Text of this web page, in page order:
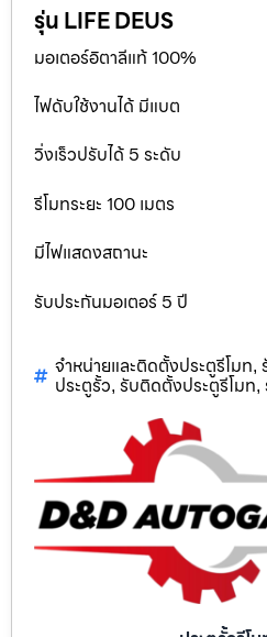
รุ่น LIFE DEUS
มอเตอร์อิตาลีแท้ 100%
ไฟดับใช้งานได้ มีแบต
วิ่งเร็วปรับได้ 5 ระดับ
รีโมทระยะ 100 เมตร
มีไฟแสดงสถานะ
รับประกันมอเตอร์ 5 ปี
จำหน่ายและติดตั้งประตูรีโมท,
ประตูรั้ว, รับติดตั้งประตูรีโมท,